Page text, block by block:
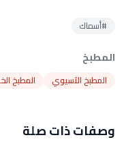
#أسماك
المطبخ
المطبخ الآسيوي المطبخ
وصفات ذات صلة